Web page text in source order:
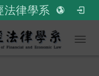
法律學系